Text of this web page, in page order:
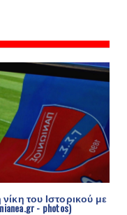
του Ιστορικού με
- photos)